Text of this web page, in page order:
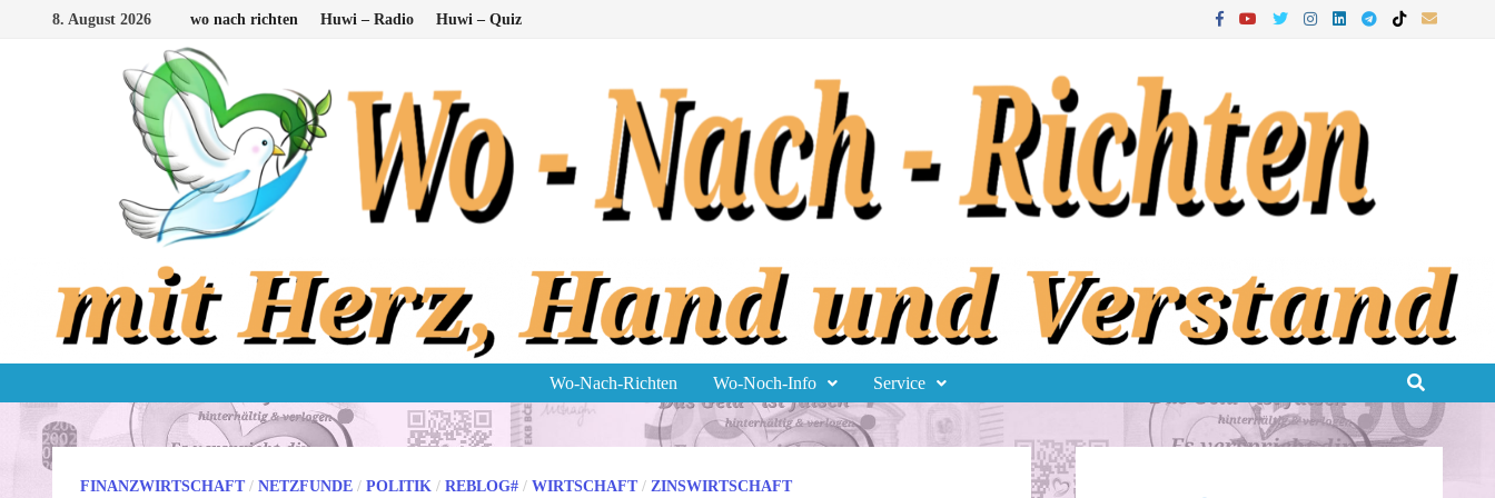
8. August 2026 wo nach richten Huwi – Radio Huwi – Quiz
Wo-Nach-Richten Wo-Noch-Info Service
FINANZWIRTSCHAFT/ NETZFUNDE / POLITIK / REBLOG# / WIRTSCHAFT/ ZINSWIRTSCHAFT